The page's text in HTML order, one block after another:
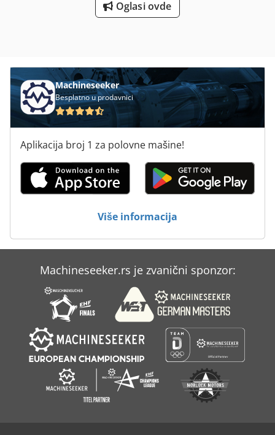
Oglasi ovde
Machineseeker
Besplatno u prodavnici
Aplikacija broj 1 za polovne mašine!
Više informacija
Machineseeker.rs je zvanični sponzor: